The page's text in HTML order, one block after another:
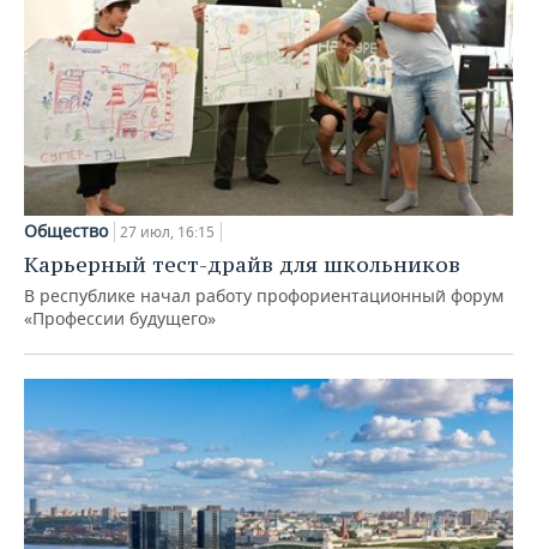
Общество 27 июл, 16:15
Карьерный тест-драйв для школьников
В республике начал работу профориентационный форум
«Профессии будущего»